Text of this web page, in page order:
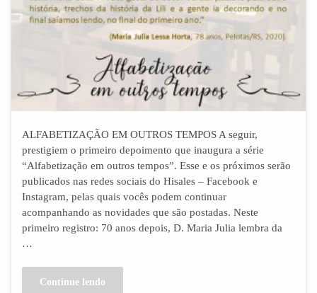
ALFABETIZAÇÃO EM OUTROS TEMPOS A seguir,
prestigiem o primeiro depoimento que inaugura a série
“Alfabetização em outros tempos”. Esse e os próximos serão
publicados nas redes sociais do Hisales – Facebook e
Instagram, pelas quais vocês podem continuar
acompanhando as novidades que são postadas. Neste
primeiro registro: 70 anos depois, D. Maria Julia lembra da
…
Continue lendo